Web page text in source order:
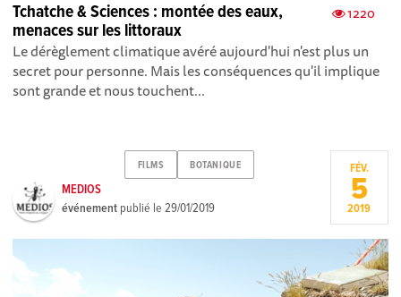
1220
Tchatche & Sciences : montée des eaux,
menaces sur les littoraux
Le dérèglement climatique avéré aujourd'hui n'est plus un
secret pour personne. Mais les conséquences qu'il implique
sont grande et nous touchent...
FILMS BOTANIQUE
MEDIOS
événement publié le29/01/2019
FÉV.
5
2019